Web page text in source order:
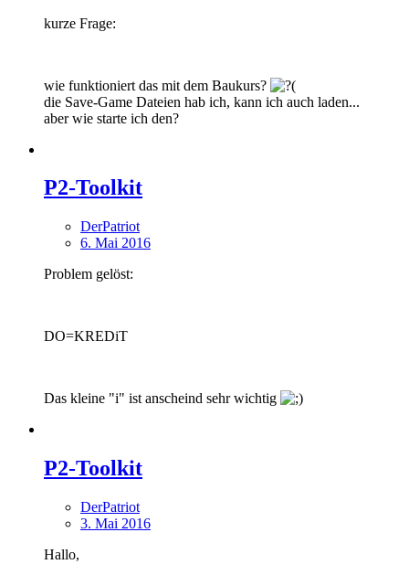
kurze Frage:
wie funktioniert das mit dem Baukurs?
die Save-Game Dateien hab ich, kann ich auch laden...
aber wie starte ich den?
P2-Toolkit
DerPatriot
6. Mai 2016
Problem gelöst:
DO=KREDiT
Das kleine "i" ist anscheind sehr wichtig
P2-Toolkit
DerPatriot
3. Mai 2016
Hallo,